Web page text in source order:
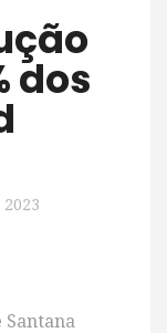
dos
Santana